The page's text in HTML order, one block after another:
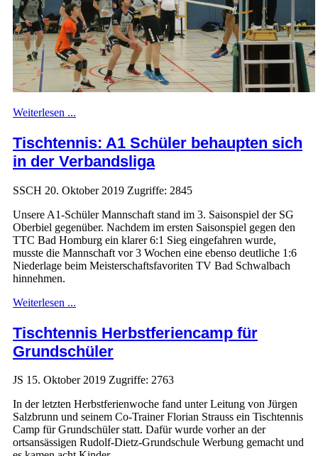
Weiterlesen ...
Tischtennis: A1 Schüler behaupten sich
in der Verbandsliga
SSCH 20. Oktober 2019 Zugriffe: 2845
Unsere A1-Schüler Mannschaft stand im 3. Saisonspiel der SG
Oberbiel gegenüber. Nachdem im ersten Saisonspiel gegen den
TTC Bad Homburg ein klarer 6:1 Sieg eingefahren wurde,
musste die Mannschaft vor 3 Wochen eine ebenso deutliche 1:6
Niederlage beim Meisterschaftsfavoriten TV Bad Schwalbach
hinnehmen.
Weiterlesen ...
Tischtennis Herbstferiencamp für
Grundschüler
JS 15. Oktober 2019 Zugriffe: 2763
In der letzten Herbstferienwoche fand unter Leitung von Jürgen
Salzbrunn und seinem Co-Trainer Florian Strauss ein Tischtennis
Camp für Grundschüler statt. Dafür wurde vorher an der
ortsansässigen Rudolf-Dietz-Grundschule Werbung gemacht und